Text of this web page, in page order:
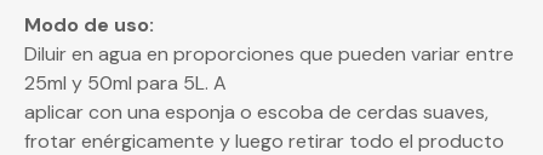
Modo de uso:
Diluir en agua en proporciones que pueden variar entre
25ml y 50ml para 5L. A
aplicar con una esponja o escoba de cerdas suaves,
frotar enérgicamente y luego retirar todo el producto